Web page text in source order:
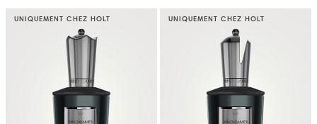
UNIQUEMENT CHEZ HOLT UNIQUEMENT CHEZ HOLT